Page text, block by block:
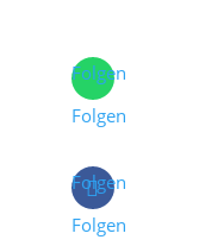
Folgen
Folgen
Folgen
Folgen